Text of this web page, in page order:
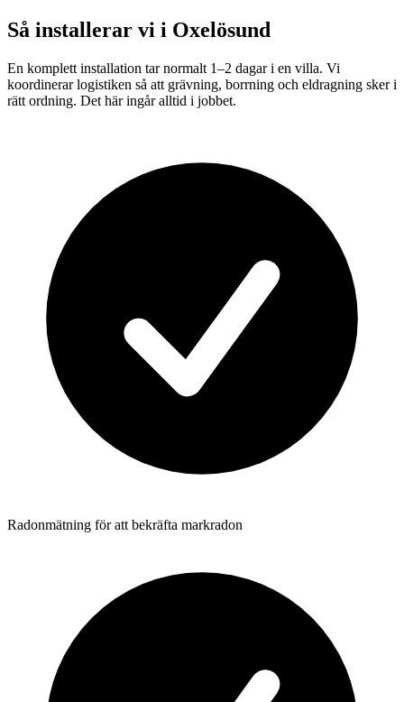
Så installerar vi i Oxelösund
En komplett installation tar normalt 1–2 dagar i en villa. Vi
koordinerar logistiken så att grävning, borrning och eldragning sker i
rätt ordning. Det här ingår alltid i jobbet.
Radonmätning för att bekräfta markradon